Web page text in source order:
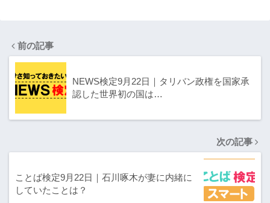
前の記事
NEWS検定9月22日｜タリバン政権を国家承
認した世界初の国は…
次の記事
ことば検定9月22日｜石川啄木が妻に内緒に
していたことは？